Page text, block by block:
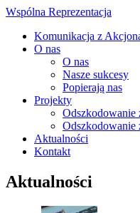
Wspólna Reprezentacja
Komunikacja z
O nas
O nas
Nasze sukcesy
Popierają nas
Projekty
Odszkodowanie
Odszkodowanie
Aktualności
Kontakt
Aktualności